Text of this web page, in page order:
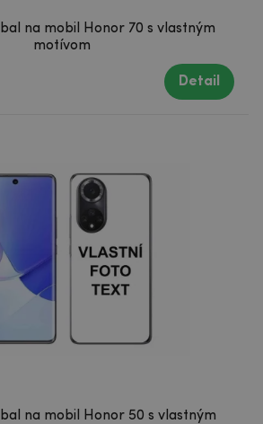
na mobil Honor 70 s vlastným
motívom
Detail
na mobil Honor 50 s vlastným